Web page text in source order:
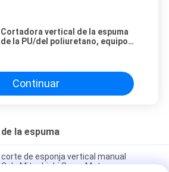
Cortadora vertical de la espuma
de la PU/del poliuretano, equipo
Continuar
la espuma
de esponja vertical manual
de Mitsubishi Servo Motors